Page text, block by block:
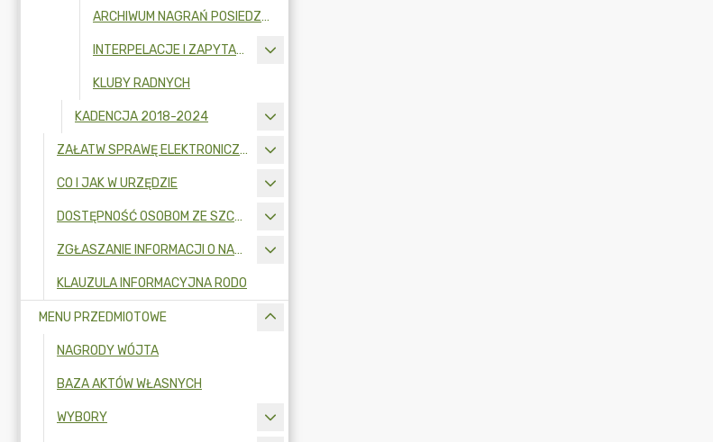
ARCHIWUM NAGRAŃ POSIEDZEŃ RADY GMINY
INTERPELACJE I ZAPYTANIA RADNYCH
KLUBY RADNYCH
KADENCJA 2018-2024
ZAŁATW SPRAWĘ ELEKTRONICZNIE
CO I JAK W URZĘDZIE
DOSTĘPNOŚĆ OSOBOM ZE SZCZEGÓLNYMI POTRZEBAMI
ZGŁASZANIE INFORMACJI O NARUSZENIU PRAWA I OCHRONA SYGNALISTÓW
KLAUZULA INFORMACYJNA RODO
MENU PRZEDMIOTOWE
NAGRODY WÓJTA
BAZA AKTÓW WŁASNYCH
WYBORY